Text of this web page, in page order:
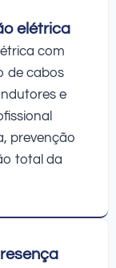
elétrica
com
de cabos
e
prevenção
total da